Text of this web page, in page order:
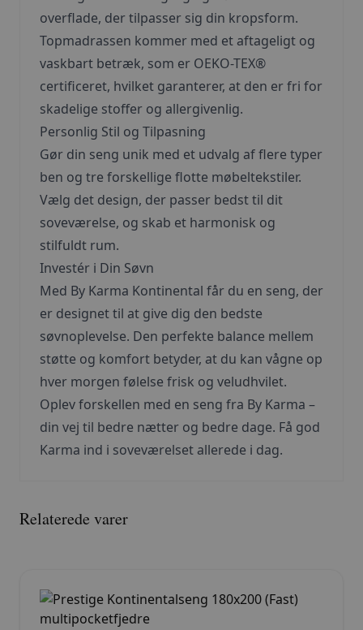
overflade, der tilpasser sig din kropsform.
Topmadrassen kommer med et aftageligt og
vaskbart betræk, som er OEKO-TEX®
certificeret, hvilket garanterer, at den er fri for
skadelige stoffer og allergivenlig.
Personlig Stil og Tilpasning
Gør din seng unik med et udvalg af flere typer
ben og tre forskellige flotte møbeltekstiler.
Vælg det design, der passer bedst til dit
soveværelse, og skab et harmonisk og
stilfuldt rum.
Investér i Din Søvn
Med By Karma Kontinental får du en seng, der
er designet til at give dig den bedste
søvnoplevelse. Den perfekte balance mellem
støtte og komfort betyder, at du kan vågne op
hver morgen følelse frisk og veludhvilet.
Oplev forskellen med en seng fra By Karma –
din vej til bedre nætter og bedre dage. Få god
Karma ind i soveværelset allerede i dag.
Relaterede varer